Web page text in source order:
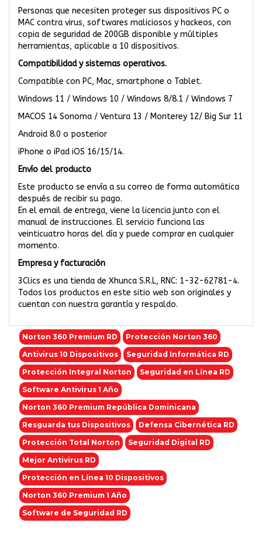
Personas que necesiten proteger sus dispositivos PC o
MAC contra virus, softwares maliciosos y hackeos, con
copia de seguridad de 200GB disponible y múltiples
herramientas, aplicable a 10 dispositivos.
Compatibilidad y sistemas operativos.
Compatible con PC, Mac, smartphone o Tablet.
Windows 11 / Windows 10 / Windows 8/8.1 / Windows 7
MACOS 14 Sonoma / Ventura 13 / Monterey 12/ Big Sur 11
Android 8.0 o posterior
iPhone o iPad iOS 16/15/14.
Envío del producto
Este producto se envía a su correo de forma automática
después de recibir su pago.
En el email de entrega, viene la licencia junto con el
manual de instrucciones. El servicio funciona las
veinticuatro horas del día y puede comprar en cualquier
momento.
Empresa y facturación
3Clics es una tienda de Xhunca S.R.L, RNC: 1-32-62781-4.
Todos los productos en este sitio web son originales y
cuentan con nuestra garantía y respaldo.
Norton 360 Premium RD
Protección Norton 360
Antivirus 10 Dispositivos
Seguridad Informática RD
Protección Integral Norton
Seguridad en Línea RD
Software Antivirus 1 Año
Norton 360 Premium República Dominicana
Resguarda tus Dispositivos
Defensa Cibernética RD
Protección Total Norton
Seguridad Digital RD
Mejor Antivirus RD
Protección en Línea 10 Dispositivos
Norton 360 Premium 1 Año
Software de Seguridad RD